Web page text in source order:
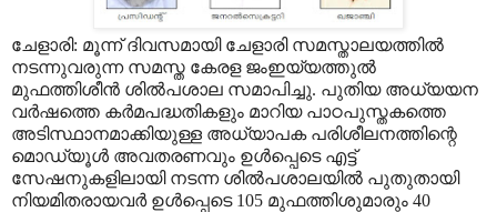
ചേളാരി: മൂന്ന് ദിവസമായി ചേളാരി സമസ്താലയത്തില്‍
നടന്നുവരുന്ന സമസ്ത കേരള ജംഇയ്യത്തുല്‍
മുഫത്തിശീന്‍ ശില്‍പശാല സമാപിച്ചു. പുതിയ അധ്യയന
വര്‍ഷത്തെ കര്‍മപദ്ധതികളും മാറിയ പാഠപുസ്തകത്തെ
അടിസ്ഥാനമാക്കിയുള്ള അധ്യാപക പരിശീലനത്തിന്റെ
മൊഡ്യൂള്‍ അവതരണവും ഉള്‍പ്പെടെ എട്ട്
സേഷനുകളിലായി നടന്ന ശില്‍പശാലയില്‍ പുതുതായി
നിയമിതരായവര്‍ ഉള്‍പ്പെടെ 105 മുഫത്തിശുമാരും 40